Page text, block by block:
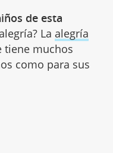
de esta
La alegría
tiene muchos
como para sus